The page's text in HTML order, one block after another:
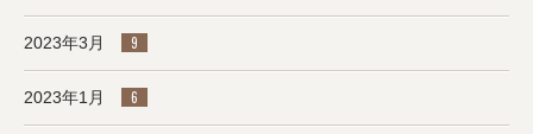
2023年3月 9
2023年1月 6